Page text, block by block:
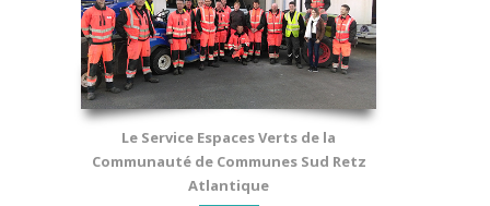
Le Service Espaces Verts de la
Communauté de Communes Sud Retz
Atlantique